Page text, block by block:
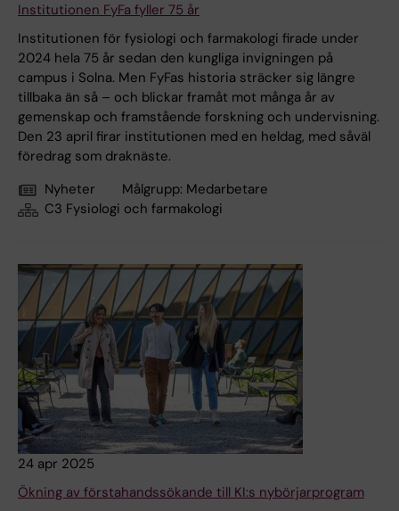
Institutionen FyFa fyller 75 år
Institutionen för fysiologi och farmakologi firade under
2024 hela 75 år sedan den kungliga invigningen på
campus i Solna. Men FyFas historia sträcker sig längre
tillbaka än så – och blickar framåt mot många år av
gemenskap och framstående forskning och undervisning.
Den 23 april firar institutionen med en heldag, med såväl
föredrag som draknäste.
Nyheter
Målgrupp: Medarbetare
C3 Fysiologi och farmakologi
24 apr 2025
Ökning av förstahandssökande till KI:s nybörjarprogram